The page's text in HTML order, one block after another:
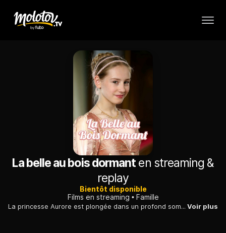
La belle au bois dormanten streaming &
replay
Bientôt disponible
Films en streaming
Famille
La princesse Aurore est plongée dans un profond sommeil dont seul le baiser d'un prince, qui a vaincu le dragon, gardien du château, peut la réveiller. Voir plus